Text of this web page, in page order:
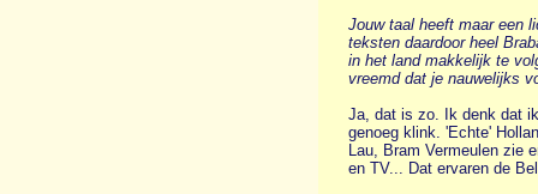
Jouw taal heeft maar een
teksten daardoor heel
in het land makkelijk te
vreemd dat je nauwelijks
Ja, dat is zo. Ik denk dat
genoeg klink. 'Echte'
Lau, Bram Vermeulen zie
en TV... Dat ervaren de